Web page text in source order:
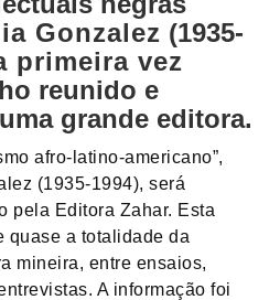
Gonzalez (1935-
primeira vez
reunido e
grande editora.
afro-latino-americano”,
(1935-1994), será
pela Editora Zahar. Esta
quase a totalidade da
mineira, entre ensaios,
A informação foi